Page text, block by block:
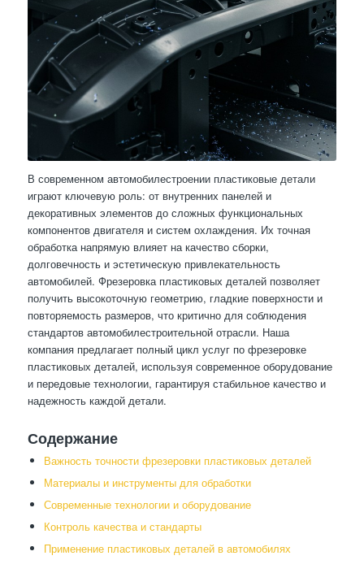
В современном автомобилестроении пластиковые детали
играют ключевую роль: от внутренних панелей и
декоративных элементов до сложных функциональных
компонентов двигателя и систем охлаждения. Их точная
обработка напрямую влияет на качество сборки,
долговечность и эстетическую привлекательность
автомобилей. Фрезеровка пластиковых деталей позволяет
получить высокоточную геометрию, гладкие поверхности и
повторяемость размеров, что критично для соблюдения
стандартов автомобилестроительной отрасли. Наша
компания предлагает полный цикл услуг по фрезеровке
пластиковых деталей, используя современное оборудование
и передовые технологии, гарантируя стабильное качество и
надежность каждой детали.
Содержание
Важность точности фрезеровки пластиковых деталей
Материалы и инструменты для обработки
Современные технологии и оборудование
Контроль качества и стандарты
Применение пластиковых деталей в автомобилях